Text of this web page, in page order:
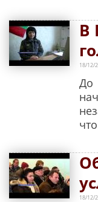
В
18/12/
До
18/12/